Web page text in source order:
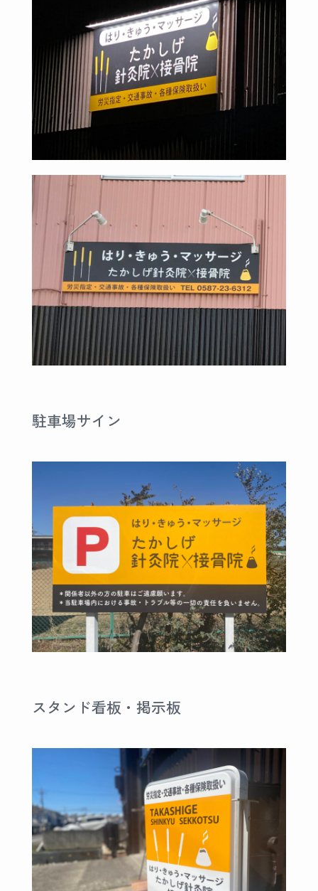
駐車場サイン
スタンド看板・掲示板